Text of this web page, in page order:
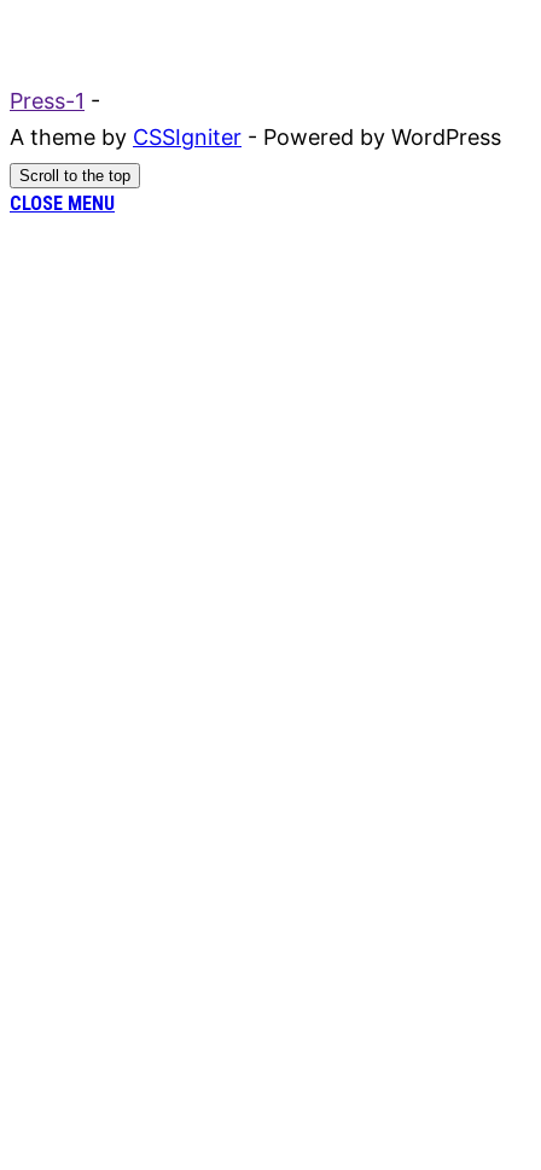
Press-1 -
A theme by CSSIgniter - Powered by WordPress
Scroll to the top
CLOSE MENU